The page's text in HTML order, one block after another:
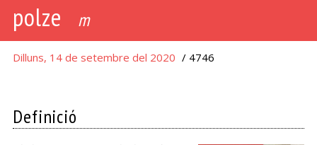
polze m
Dilluns, 14 de setembre del 2020 / 4746
Definició
pel
cap